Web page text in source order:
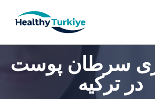
p
o
سرطان پوست
در ترکیه